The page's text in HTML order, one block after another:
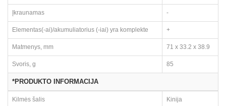
Įkraunamas -
Elementas(-ai)/akumuliatorius (-iai) yra komplekte +
Matmenys, mm 71 x 33.2 x 38.9
Svoris, g 85
*PRODUKTO INFORMACIJA
Kilmės šalis Kinija